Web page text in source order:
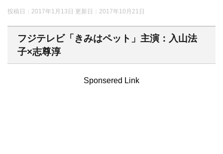
投稿日：2017年1月13日 更新日： 2017年10月21日
フジテレビ「きみはペット」主演：入山法
子×志尊淳
Sponsered Link